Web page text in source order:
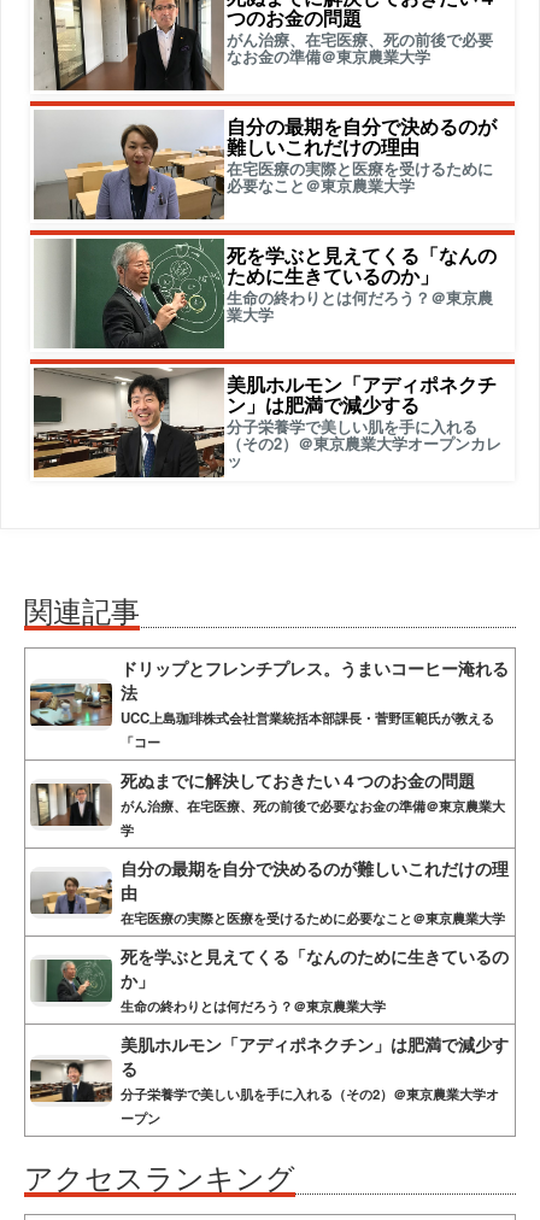
つのお金の問題
がん治療、在宅医療、死の前後で必要
なお金の準備＠東京農業大学
自分の最期を自分で決めるのが
難しいこれだけの理由
在宅医療の実際と医療を受けるために
必要なこと＠東京農業大学
死を学ぶと見えてくる「なんの
ために生きているのか」
生命の終わりとは何だろう？＠東京農
業大学
美肌ホルモン「アディポネクチ
ン」は肥満で減少する
分子栄養学で美しい肌を手に入れる
（その2）＠東京農業大学オープンカレ
ッ
関連記事
ドリップとフレンチプレス。うまいコーヒー淹れる
法
UCC上島珈琲株式会社営業統括本部課長・菅野匡範氏が教える
「コー
死ぬまでに解決しておきたい４つのお金の問題
がん治療、在宅医療、死の前後で必要なお金の準備＠東京農業大
学
自分の最期を自分で決めるのが難しいこれだけの理
由
在宅医療の実際と医療を受けるために必要なこと＠東京農業大学
死を学ぶと見えてくる「なんのために生きているの
か」
生命の終わりとは何だろう？＠東京農業大学
美肌ホルモン「アディポネクチン」は肥満で減少す
る
分子栄養学で美しい肌を手に入れる（その2）＠東京農業大学オ
ープン
アクセスランキング